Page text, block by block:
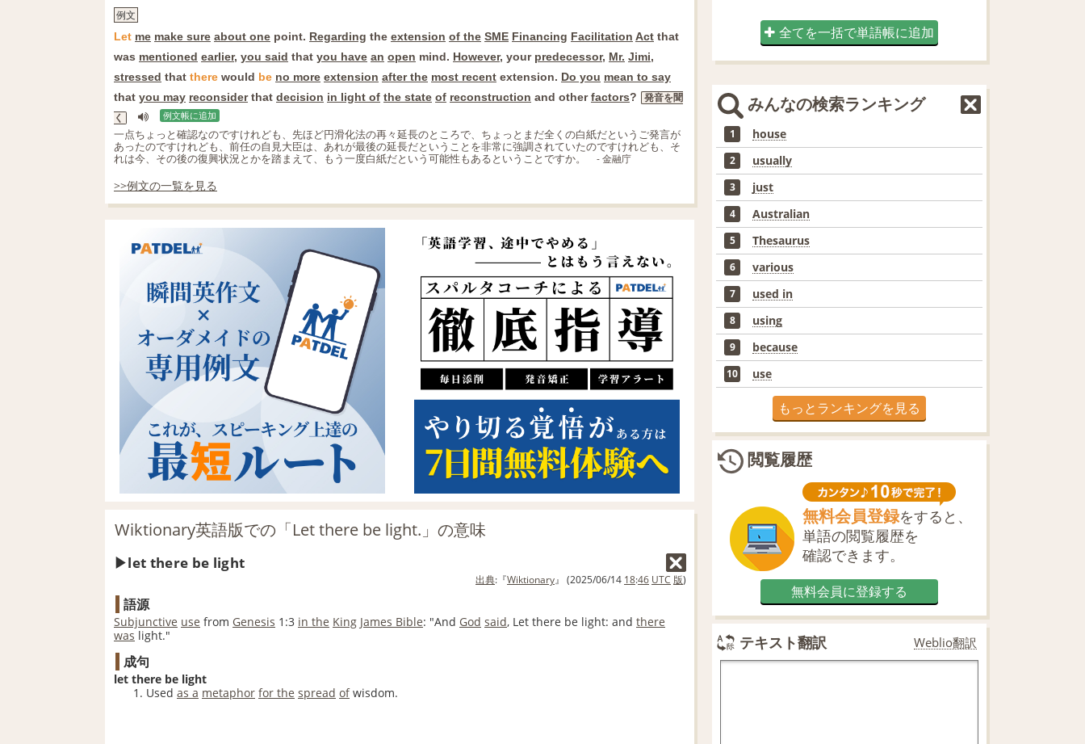
例文
Let me make sure about one point. Regarding the extension of the SME Financing Facilitation Act that
was mentioned earlier, you said that you have an open mind. However, your predecessor, Mr. Jimi,
stressed that there would be no more extension after the most recent extension. Do you mean to say
that you may reconsiderthat decision in light of the state of reconstruction and otherfactors?
発音を聞
く
例文帳に追加
一点ちょっと確認なのですけれども、先ほど円滑化法の再々延長のところで、ちょっとまだ全くの白紙だというご発言が
あったのですけれども、前任の自見大臣は、あれが最後の延長だということを非常に強調されていたのですけれども、そ
れは今、その後の復興状況とかを踏まえて、もう一度白紙だという可能性もあるということですか。
- 金融庁
>>例文の一覧を見る
Wiktionary英語版での「Let there be light.」の意味
let there be light
出典:『Wiktionary 』 (2025/06/14 18:46 UTC 版)
語源
Subjunctive use from Genesis 1:3 in the King James Bible: "And God said, Let there be light: and there
was light."
成句
let there be light
Used as a metaphor for the spread ofwisdom.
全てを一括で単語帳に追加
みんなの検索ランキング
1 house
2 usually
3 just
4 Australian
5 Thesaurus
6 various
7 used in
8 using
9 because
10 use
もっとランキングを見る
閲覧履歴
無料会員登録をすると、
単語の閲覧履歴を
確認できます。
無料会員に登録する
テキスト翻訳 Weblio翻訳